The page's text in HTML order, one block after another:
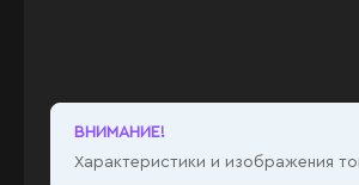
ВНИМАНИЕ!
Характеристики и изображения